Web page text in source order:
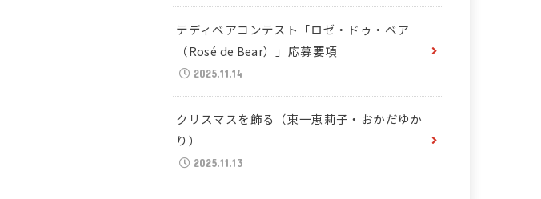
テディベアコンテスト「ロゼ・ドゥ・ベア
（Rosé de Bear）」応募要項
2025.11.14
クリスマスを飾る（東一恵莉子・おかだゆか
り）
2025.11.13